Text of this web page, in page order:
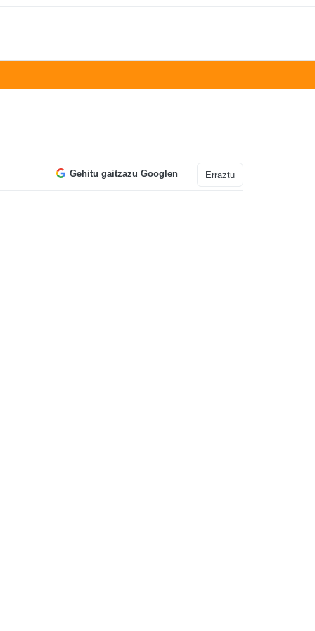
Gehitu gaitzazu Googlen Erraztu